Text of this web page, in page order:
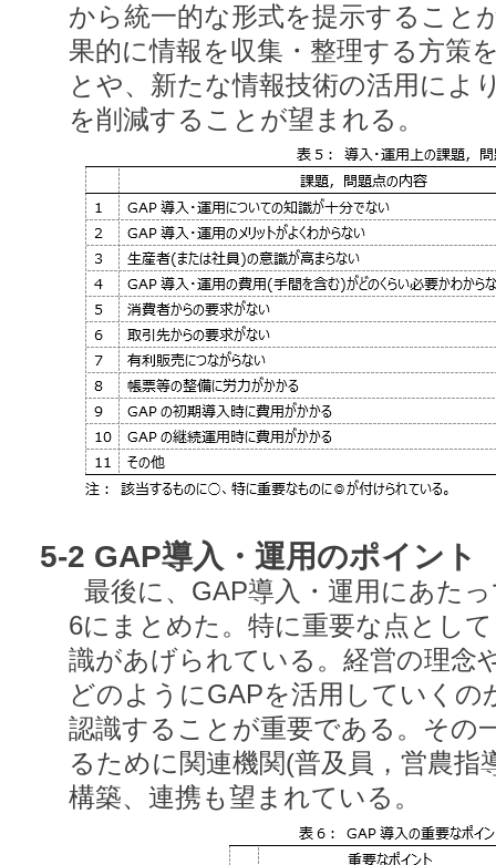
から統一的な形式を提示すること
果的に情報を収集・整理する方策
とや、新たな情報技術の活用によ
を削減することが望まれる。
5-2 GAP導入・運用のポイント
最後に、GAP導入・運用にあた
6にまとめた。特に重要な点とし
識があげられている。経営の理念
どのようにGAPを活用していくの
認識することが重要である。その
るために関連機関(普及員，営農指
構築、連携も望まれている。